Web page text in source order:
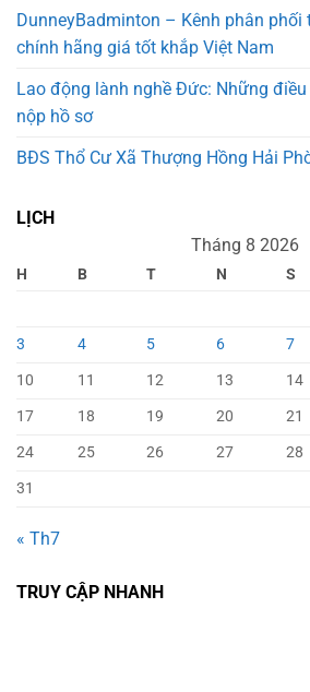
DunneyBadminton – Kênh phân phối
chính hãng giá tốt khắp Việt Nam
Lao động lành nghề Đức: Những
nộp hồ sơ
BĐS Thổ Cư Xã Thượng Hồng Hải
LỊCH
Tháng 8 2026
H B T N S
3
4 5 6 7
10
11 12 13 14
17
18 19 20 21
24
25 26 27 28
31
« Th7
TRUY CẬP NHANH